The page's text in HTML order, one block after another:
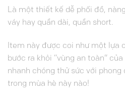
Là một thiết kế dễ phối đồ,
váy hay quần dài, quần short.
Item này được coi như một lựa
bước ra khỏi “vùng an toàn”
nhanh chóng thử sức với
trong mùa hè này nào!